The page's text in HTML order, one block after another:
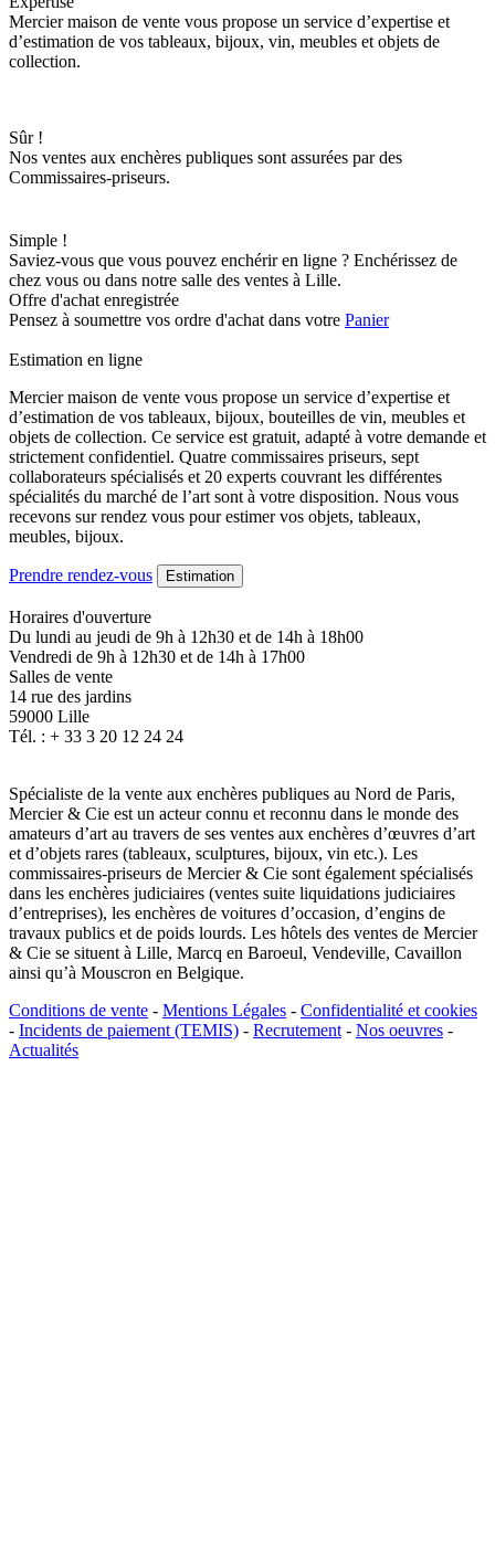
Mercier maison de vente vous propose un service d’expertise et
d’estimation de vos tableaux, bijoux, vin, meubles et objets de
collection.
Sûr !
Nos ventes aux enchères publiques sont assurées par des
Commissaires-priseurs.
Simple !
Saviez-vous que vous pouvez enchérir en ligne ? Enchérissez de
chez vous ou dans notre salle des ventes à Lille.
Offre d'achat enregistrée
Pensez à soumettre vos ordre d'achat dans votre Panier
Estimation en ligne
Mercier maison de vente vous propose un service d’expertise et
d’estimation de vos tableaux, bijoux, bouteilles de vin, meubles et
objets de collection. Ce service est gratuit, adapté à votre demande et
strictement confidentiel. Quatre commissaires priseurs, sept
collaborateurs spécialisés et 20 experts couvrant les différentes
spécialités du marché de l’art sont à votre disposition. Nous vous
recevons sur rendez vous pour estimer vos objets, tableaux,
meubles, bijoux.
Prendre rendez-vous Estimation
Horaires d'ouverture
Du lundi au jeudi de 9h à 12h30 et de 14h à 18h00
Vendredi de 9h à 12h30 et de 14h à 17h00
Salles de vente
14 rue des jardins
59000 Lille
Tél. : + 33 3 20 12 24 24
Spécialiste de la vente aux enchères publiques au Nord de Paris,
Mercier & Cie est un acteur connu et reconnu dans le monde des
amateurs d’art au travers de ses ventes aux enchères d’œuvres d’art
et d’objets rares (tableaux, sculptures, bijoux, vin etc.). Les
commissaires-priseurs de Mercier & Cie sont également spécialisés
dans les enchères judiciaires (ventes suite liquidations judiciaires
d’entreprises), les enchères de voitures d’occasion, d’engins de
travaux publics et de poids lourds. Les hôtels des ventes de Mercier
& Cie se situent à Lille, Marcq en Baroeul, Vendeville, Cavaillon
ainsi qu’à Mouscron en Belgique.
Conditions de vente - Mentions Légales - Confidentialité et cookies
- Incidents de paiement (TEMIS) - Recrutement- Nos oeuvres -
Actualités